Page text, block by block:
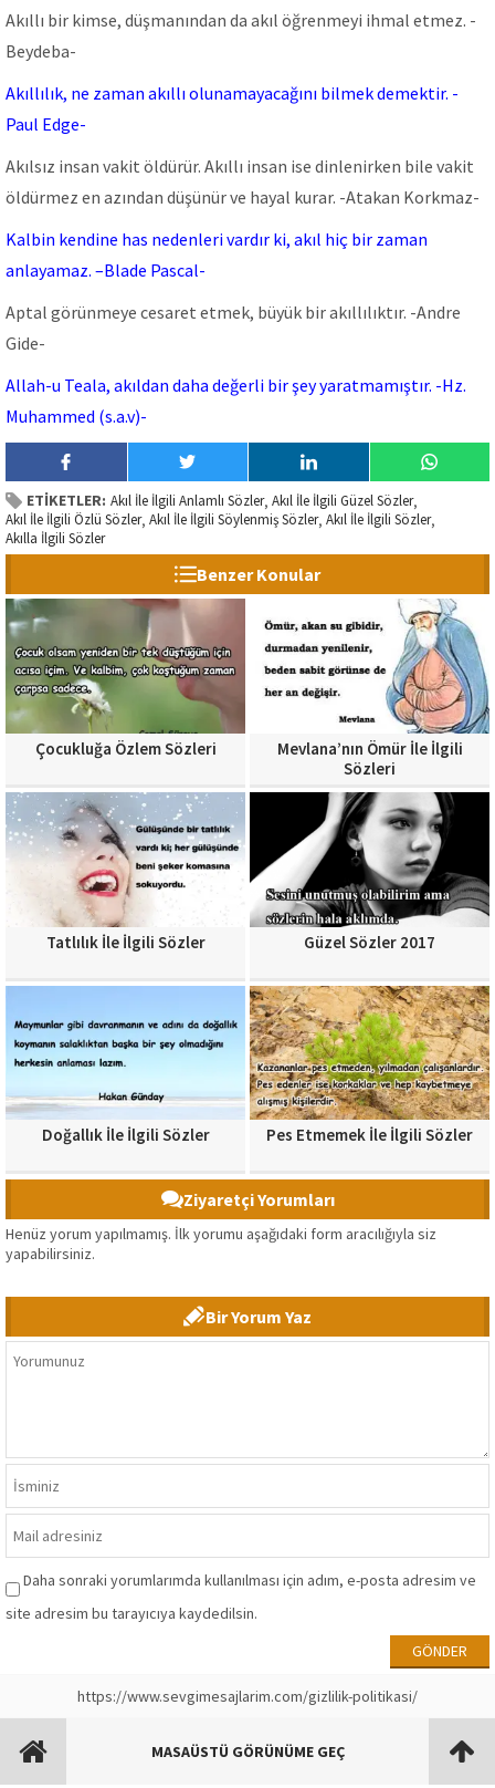
Akıllı bir kimse, düşmanından da akıl öğrenmeyi ihmal etmez. -
Beydeba-
Akıllılık, ne zaman akıllı olunamayacağını bilmek demektir. -
Paul Edge-
Akılsız insan vakit öldürür. Akıllı insan ise dinlenirken bile vakit
öldürmez en azından düşünür ve hayal kurar. -Atakan Korkmaz-
Kalbin kendine has nedenleri vardır ki, akıl hiç bir zaman
anlayamaz. –Blade Pascal-
Aptal görünmeye cesaret etmek, büyük bir akıllılıktır. -Andre
Gide-
Allah-u Teala, akıldan daha değerli bir şey yaratmamıştır. -Hz.
Muhammed (s.a.v)-
ETİKETLER: Akıl İle İlgili Anlamlı Sözler, Akıl İle İlgili Güzel Sözler,
Akıl İle İlgili Özlü Sözler, Akıl İle İlgili Söylenmiş Sözler, Akıl İle İlgili Sözler,
Akılla İlgili Sözler
Benzer Konular
Çocukluğa Özlem Sözleri
Mevlana’nın Ömür İle İlgili
Sözleri
Tatlılık İle İlgili Sözler Güzel Sözler 2017
Doğallık İle İlgili Sözler Pes Etmemek İle İlgili Sözler
Ziyaretçi Yorumları
Henüz yorum yapılmamış. İlk yorumu aşağıdaki form aracılığıyla siz
yapabilirsiniz.
Bir Yorum Yaz
Daha sonraki yorumlarımda kullanılması için adım, e-posta adresim ve
site adresim bu tarayıcıya kaydedilsin.
https://www.sevgimesajlarim.com/gizlilik-politikasi/
MASAÜSTÜ GÖRÜNÜME GEÇ